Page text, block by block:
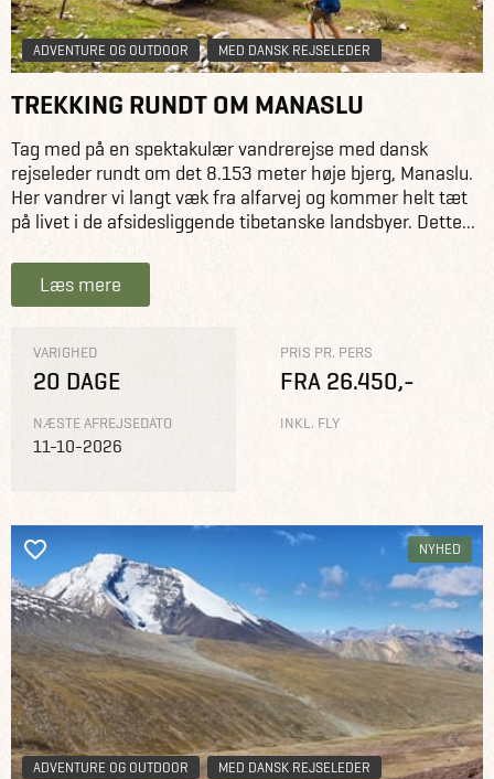
ADVENTURE OG OUTDOOR MED DANSK REJSELEDER
TREKKING RUNDT OM MANASLU
Tag med på en spektakulær vandrerejse med dansk
rejseleder rundt om det 8.153 meter høje bjerg, Manaslu.
Her vandrer vi langt væk fra alfarvej og kommer helt tæt
på livet i de afsidesliggende tibetanske landsbyer. Dette...
Læs mere
VARIGHED
20 DAGE
NÆSTE AFREJSEDATO
11-10-2026
PRIS PR. PERS
FRA 26.450,-
INKL. FLY
NYHED
ADVENTURE OG OUTDOOR MED DANSK REJSELEDER